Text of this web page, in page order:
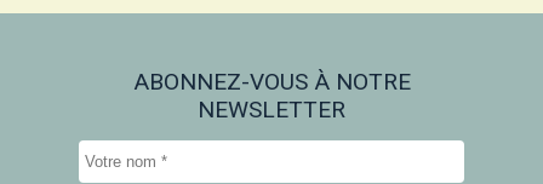
ABONNEZ-VOUS À NOTRE
NEWSLETTER